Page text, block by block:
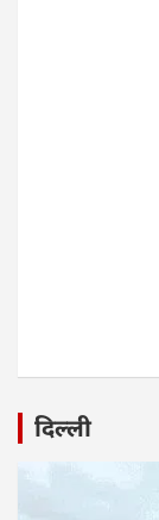
दिल्ली